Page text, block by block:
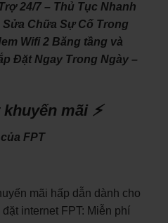
24/7 – Thủ Tục Nhanh
Chữa Sự Cố Trong
Wifi 2 Băng tầng và
Đặt Ngay Trong Ngày –
mãi ⚡
FPT
mãi hấp dẫn dành cho
internet FPT: Miễn phí